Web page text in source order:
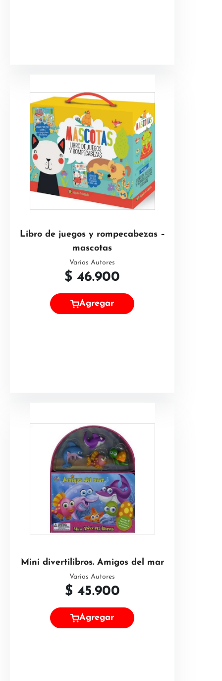
Libro de juegos y rompecabezas –
mascotas
Varios Autores
$ 46.900
Agregar
Mini divertilibros. Amigos del mar
Varios Autores
$ 45.900
Agregar